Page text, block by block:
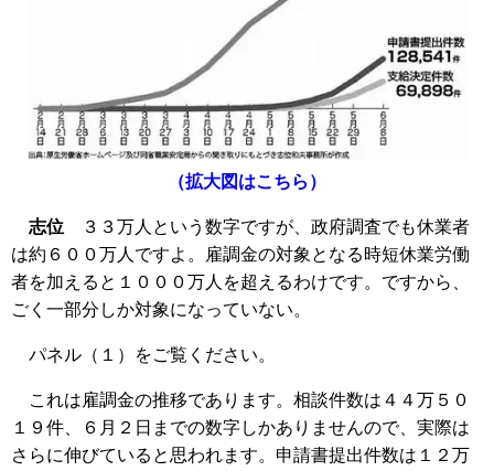
（拡大図はこちら）
志位 ３３万人という数字ですが、政府調査でも休業者
は約６００万人ですよ。雇調金の対象となる時短休業労働
者を加えると１０００万人を超えるわけです。ですから、
ごく一部分しか対象になっていない。
パネル（１）をご覧ください。
これは雇調金の推移であります。相談件数は４４万５０
１９件、６月２日までの数字しかありませんので、実際は
さらに伸びていると思われます。申請書提出件数は１２万